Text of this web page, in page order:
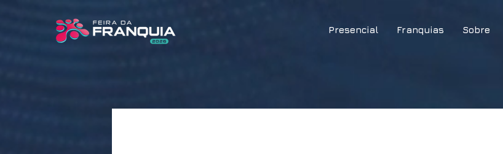
Presencial Franquias Sobre